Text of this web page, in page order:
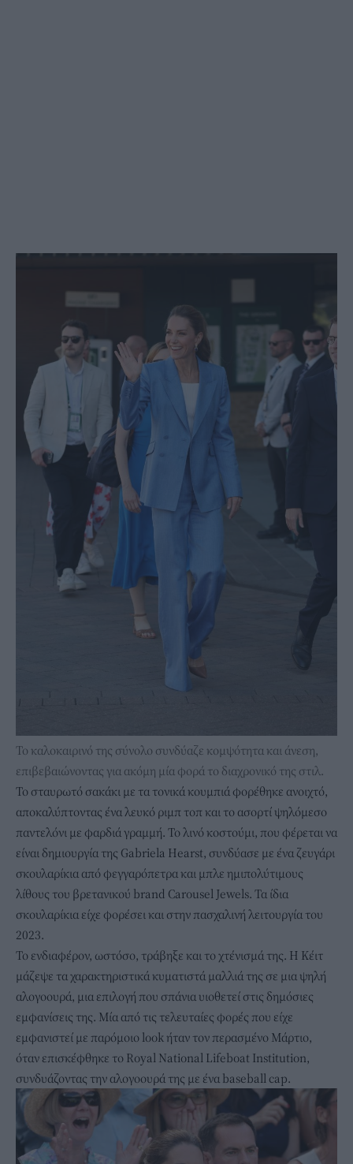
Το καλοκαιρινό της σύνολο συνδύαζε κομψότητα και άνεση,
επιβεβαιώνοντας για ακόμη μία φορά το διαχρονικό της στιλ.
Το σταυρωτό σακάκι με τα τονικά κουμπιά φορέθηκε ανοιχτό,
αποκαλύπτοντας ένα λευκό ριμπ τοπ και το ασορτί ψηλόμεσο
παντελόνι με φαρδιά γραμμή. Το λινό κοστούμι, που φέρεται να
είναι δημιουργία της Gabriela Hearst, συνδύασε με ένα ζευγάρι
σκουλαρίκια από φεγγαρόπετρα και μπλε ημιπολύτιμους
λίθους του βρετανικού brand Carousel Jewels. Τα ίδια
σκουλαρίκια είχε φορέσει και στην πασχαλινή λειτουργία του
2023.
Το ενδιαφέρον, ωστόσο, τράβηξε και το χτένισμά της. Η Κέιτ
μάζεψε τα χαρακτηριστικά κυματιστά μαλλιά της σε μια ψηλή
αλογοουρά, μια επιλογή που σπάνια υιοθετεί στις δημόσιες
εμφανίσεις της. Μία από τις τελευταίες φορές που είχε
εμφανιστεί με παρόμοιο look ήταν τον περασμένο Μάρτιο,
όταν επισκέφθηκε το Royal National Lifeboat Institution,
συνδυάζοντας την αλογοουρά της με ένα baseball cap.